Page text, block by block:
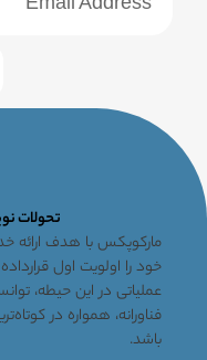
تحولات
مارکوپکس با هدف ارائه
عملیاتی در این حیطه،
فناورانه، همواره در
باشد.